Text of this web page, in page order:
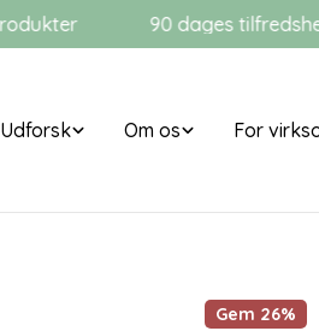
90 dages
Udforsk Om os For
Gem 26%